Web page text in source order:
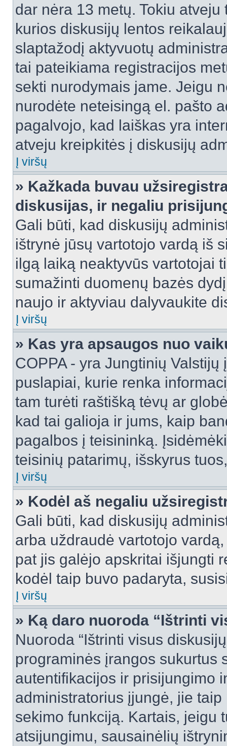
dar nėra 13 metų. Tokiu
kurios diskusijų lentos
slaptažodį aktyvuotų
tai pateikiama registracijos
sekti nurodymais jame. Jeigu
nurodėte neteisingą el. pašto
pagalvojo, kad laiškas yra
atveju kreipkitės į diskusijų
Į viršų
» Kažkada buvau
diskusijas, ir negaliu
Gali būti, kad diskusijų
ištrynė jūsų vartotojo vardą iš
ilgą laiką neaktyvūs vartotojai
sumažinti duomenų bazės
naujo ir aktyviau dalyvaukite
Į viršų
» Kas yra apsaugos nuo
COPPA - yra Jungtinių
puslapiai, kurie renka
tam turėti raštišką tėvų ar
kad tai galioja ir jums, kaip
pagalbos į teisininką.
teisinių patarimų, išskyrus
Į viršų
» Kodėl aš negaliu
Gali būti, kad diskusijų
arba uždraudė vartotojo
pat jis galėjo apskritai išjungti
kodėl taip buvo padaryta,
Į viršų
» Ką daro nuoroda “Ištrinti
Nuoroda “Ištrinti visus
programinės įrangos sukurtus
autentifikacijos ir prisijungimo
administratorius įjungė, jie
sekimo funkciją. Kartais, jeigu
atsijungimu, sausainėlių